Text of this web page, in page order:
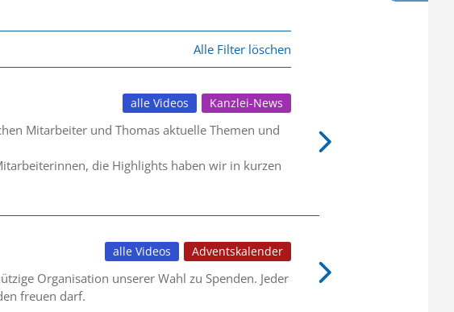
Alle Filter löschen
Kanzlei-News
alle Videos
Mitarbeiter und Thomas aktuelle Themen und
die Highlights haben wir in kurzen
Adventskalender
alle Videos
Organisation unserer Wahl zu Spenden. Jeder
freuen darf.